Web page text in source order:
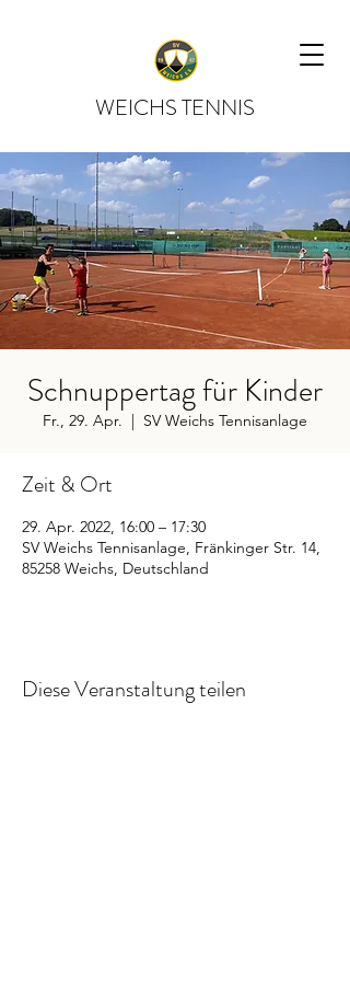
WEICHS TENNIS
Schnuppertag für Kinder
Fr., 29. Apr.
  |
SV Weichs Tennisanlage
Zeit & Ort
29. Apr. 2022, 16:00 – 17:30
SV Weichs Tennisanlage, Fränkinger Str. 14,
85258 Weichs, Deutschland
Diese Veranstaltung teilen